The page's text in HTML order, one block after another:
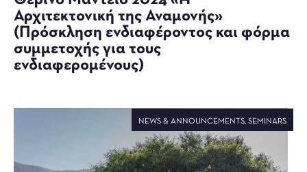
Αρχιτεκτονική της Αναμονής»
(Πρόσκληση ενδιαφέροντος και φόρμα
συμμετοχής για τους
ενδιαφερoμένους)
NEWS & ANNOUNCEMENTS, SEMINARS